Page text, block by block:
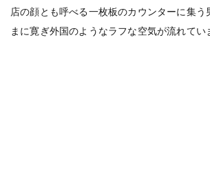
店の顔とも呼べる一枚板のカウンターに集う
まに寛ぎ外国のようなラフな空気が流れてい